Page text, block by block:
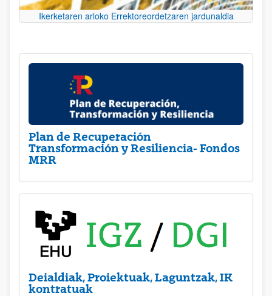
Ikerketaren arloko Errektoreordetzaren jardunaldia
Plan de Recuperación
Transformación y Resiliencia- Fondos
MRR
Deialdiak, Proiektuak, Laguntzak, IK
kontratuak